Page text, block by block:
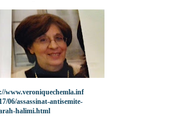
www.veroniquechemla.inf
06/assassinat-antisemite-
halimi.html